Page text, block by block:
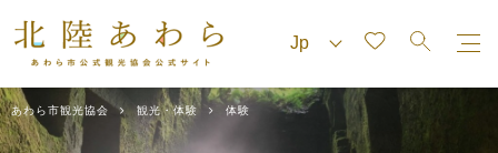
あわら市観光協会 観光・体験 体験